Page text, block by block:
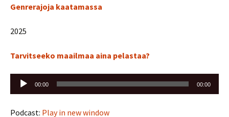
Genrerajoja kaatamassa
2025
Tarvitseeko maailmaa aina pelastaa?
Äänitoistin
00:00 00:00
Podcast: Play in new window